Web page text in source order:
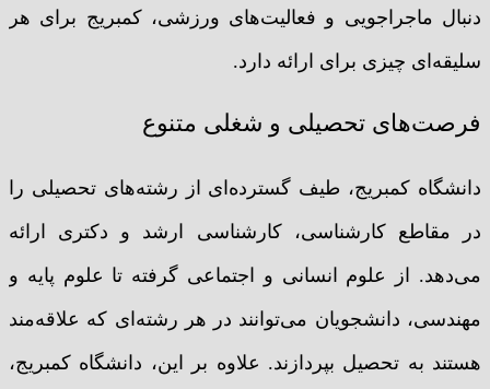
دنبال ماجراجویی و فعالیت‌های ورزشی، کمبریج برای هر
سلیقه‌ای چیزی برای ارائه دارد.
فرصت‌های تحصیلی و شغلی متنوع
دانشگاه کمبریج، طیف گسترده‌ای از رشته‌های تحصیلی را
در مقاطع کارشناسی، کارشناسی ارشد و دکتری ارائه
می‌دهد. از علوم انسانی و اجتماعی گرفته تا علوم پایه و
مهندسی، دانشجویان می‌توانند در هر رشته‌ای که علاقه‌مند
هستند به تحصیل بپردازند. علاوه بر این، دانشگاه کمبریج،